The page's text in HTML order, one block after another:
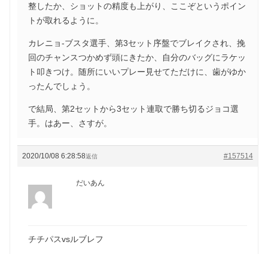
整したか、ショットの精度も上がり、ここぞというポイン
トが取れるように。
カレニョ-ブスタ選手、第3セット序盤でブレイクされ、挽
回のチャンスつかめず頭にきたか、自分のバッグにラケッ
ト叩きつけ。随所にいいプレー見せてただけに、歯がゆか
ったんでしょう。
で結局、第2セットから3セット連取で勝ち切るジョコ選
手。はあー、さすが。
2020/10/08 6:28:58 #157514
返信
だいあん
チチパスvsルブレフ